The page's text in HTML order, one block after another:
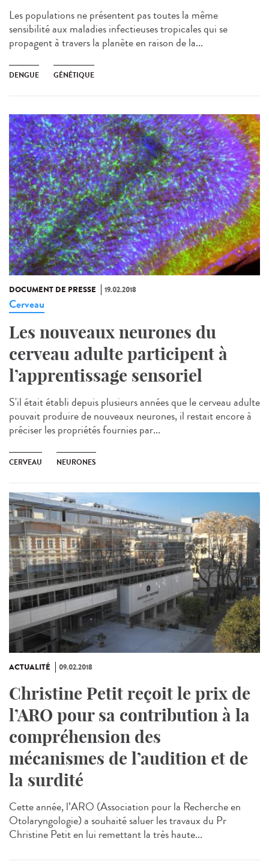
Les populations ne présentent pas toutes la même
sensibilité aux maladies infectieuses tropicales qui se
propagent à travers la planète en raison de la...
DENGUE GÉNÉTIQUE
DOCUMENT DE PRESSE 19.02.2018
Cerveau
Les nouveaux neurones du
cerveau adulte participent à
l’apprentissage sensoriel
S'il était établi depuis plusieurs années que le cerveau adulte
pouvait produire de nouveaux neurones, il restait encore à
préciser les propriétés fournies par...
CERVEAU NEURONES
ACTUALITÉ 09.02.2018
Christine Petit reçoit le prix de
l’ARO pour sa contribution à la
compréhension des
mécanismes de l’audition et de
la surdité
Cette année, l’ARO (Association pour la Recherche en
Otolaryngologie) a souhaité saluer les travaux du Pr
Christine Petit en lui remettant la très haute...